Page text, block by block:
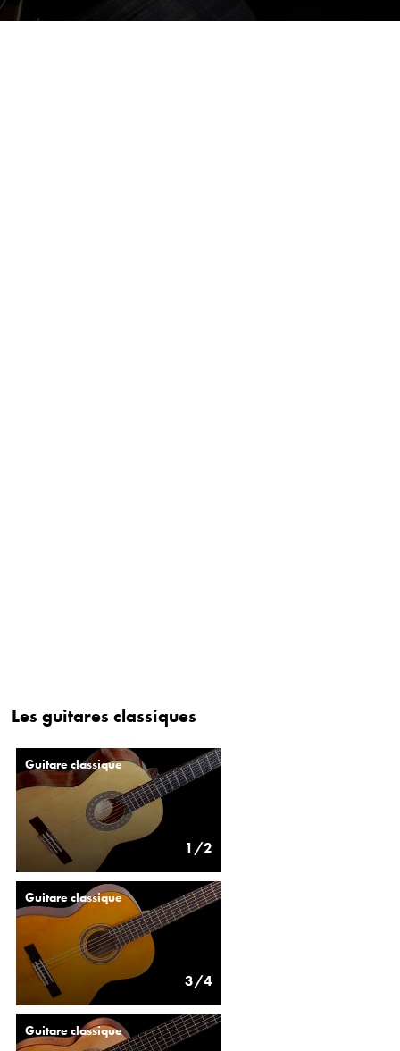
Les guitares classiques
Guitare classique
1/2
Guitare classique
3/4
Guitare classique